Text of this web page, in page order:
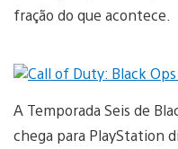
fração do que acontece.
A Temporada Seis de
chega para PlayStation